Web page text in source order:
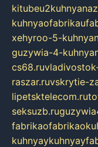
xehyroo-5-
guzywia-4-
cs68.ru
raszar.ruvskrytie-
lipetsktelecom.ru
seksuzb.ru